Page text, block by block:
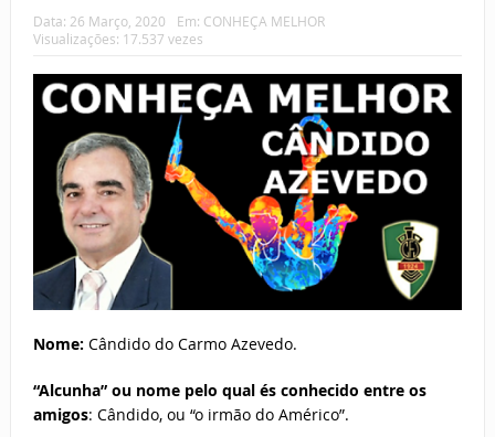
Data: 26 Março, 2020 Em: CONHEÇA MELHOR
Visualizações: 17.537 vezes
Nome: Cândido do Carmo Azevedo.
“Alcunha” ou nome pelo qual és conhecido entre os
amigos: Cândido, ou “o irmão do Américo”.